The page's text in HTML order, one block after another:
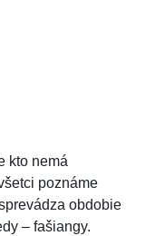
kto nemá
poznáme
obdobie
– fašiangy.